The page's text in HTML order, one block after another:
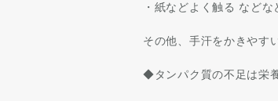
・紙などよく触る などな
その他、手汗をかきやす
◆タンパク質の不足は栄